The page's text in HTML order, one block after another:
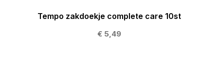
Tempo zakdoekje complete care 10st
€ 5,49